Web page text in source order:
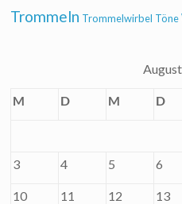
Trommeln Trommelwirbel Töne
M D M D
3 4 5 6
10 11 12 13